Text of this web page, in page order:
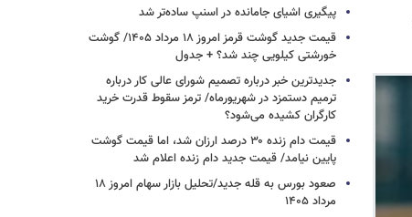
پیگیری اشیای جامانده در اسنپ ساده‌تر شد
قیمت جدید گوشت قرمز امروز ۱۸ مرداد ۱۴۰۵/ گوشت
خورشتی کیلویی چند شد؟ + جدول
جدیدترین خبر درباره تصمیم شورای عالی کار درباره
ترمیم دستمزد در شهریورماه/ ترمز سقوط قدرت خرید
کارگران کشیده می‌شود؟
قیمت دام زنده ۳۰ درصد ارزان شد، اما قیمت گوشت
پایین نیامد/ قیمت جدید دام زنده اعلام شد
صعود بورس به قله جدید/تحلیل بازار سهام امروز ۱۸
مرداد ۱۴۰۵